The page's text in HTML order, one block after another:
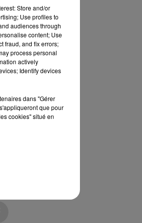
Store and/or
Use profiles to
audiences through
content; Use
fraud, and fix errors;
process personal
actively
Identify devices
dans "Gérer
que pour
cookies" situé en